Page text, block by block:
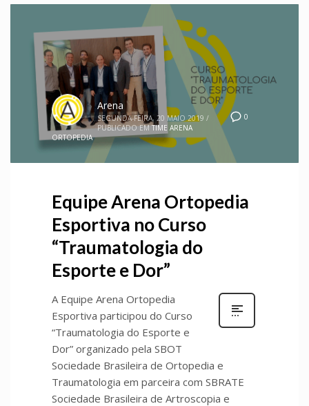
0
Arena
SEGUNDA-FEIRA, 20 MAIO 2019 /
PUBLICADO EM TIME ARENA
ORTOPEDIA
Equipe Arena Ortopedia
Esportiva no Curso
“Traumatologia do
Esporte e Dor”
A Equipe Arena Ortopedia
Esportiva participou do Curso
“Traumatologia do Esporte e
Dor” organizado pela SBOT
Sociedade Brasileira de Ortopedia e
Traumatologia em parceira com SBRATE
Sociedade Brasileira de Artroscopia e